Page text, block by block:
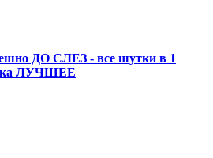
ДО СЛЕЗ - все шутки в 1
ЛУЧШЕЕ